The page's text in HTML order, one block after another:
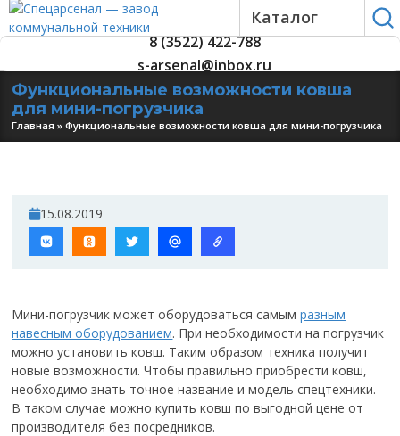
Каталог
8 (3522) 422-788
s-arsenal@inbox.ru
Функциональные возможности ковша
для мини-погрузчика
Главная »Функциональные возможности ковша для мини-погрузчика
15.08.2019
Мини-погрузчик может оборудоваться самымразным
навесным оборудованием. При необходимости на погрузчик
можно установить ковш. Таким образом техника получит
новые возможности. Чтобы правильно приобрести ковш,
необходимо знать точное название и модель спецтехники.
В таком случае можно купить ковш по выгодной цене от
производителя без посредников.